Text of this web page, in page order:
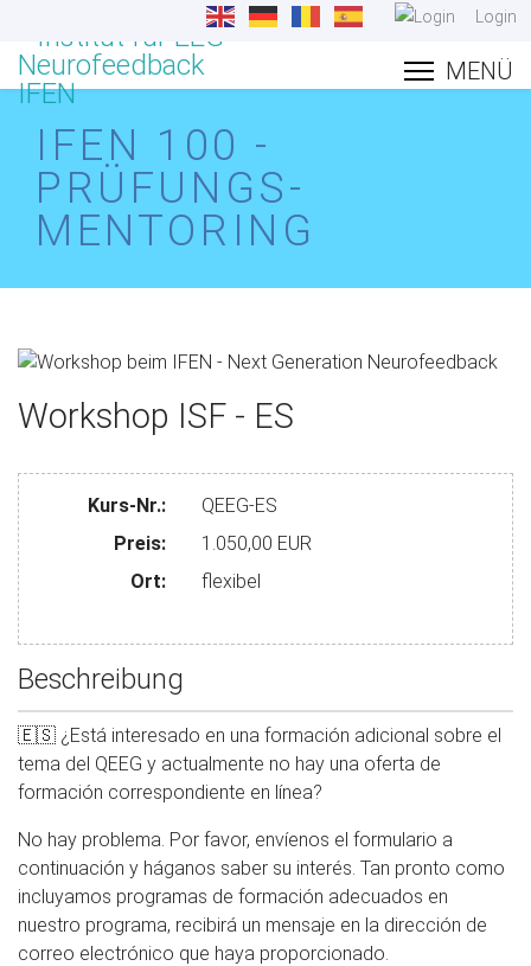
Login
IFEN 100 -
PRÜFUNGS-
MENTORING
Workshop ISF - ES
Kurs-Nr.:
QEEG-ES
Preis:
1.050,00 EUR
Ort:
flexibel
Beschreibung
🇪🇸 ¿Está interesado en una formación adicional sobre el
tema del QEEG y actualmente no hay una oferta de
formación correspondiente en línea?
No hay problema. Por favor, envíenos el formulario a
continuación y háganos saber su interés. Tan pronto como
incluyamos programas de formación adecuados en
nuestro programa, recibirá un mensaje en la dirección de
correo electrónico que haya proporcionado.